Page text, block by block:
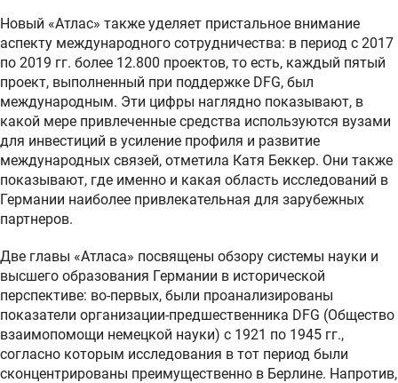
Новый «Атлас» также уделяет пристальное внимание
аспекту международного сотрудничества: в период с 2017
по 2019 гг. более 12.800 проектов, то есть, каждый пятый
проект, выполненный при поддержке DFG, был
международным. Эти цифры наглядно показывают, в
какой мере привлеченные средства используются вузами
для инвестиций в усиление профиля и развитие
международных связей, отметила Катя Беккер. Они также
показывают, где именно и какая область исследований в
Германии наиболее привлекательная для зарубежных
партнеров.
Две главы «Атласа» посвящены обзору системы науки и
высшего образования Германии в исторической
перспективе: во-первых, были проанализированы
показатели организации-предшественника DFG (Общество
взаимопомощи немецкой науки) с 1921 по 1945 гг.,
согласно которым исследования в тот период были
сконцентрированы преимущественно в Берлине. Напротив,